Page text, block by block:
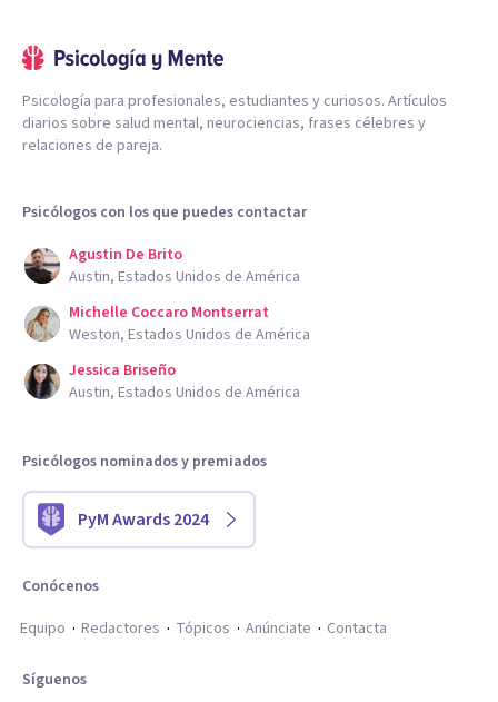
Psicología para profesionales, estudiantes y curiosos. Artículos
diarios sobre salud mental, neurociencias, frases célebres y
relaciones de pareja.
Psicólogos con los que puedes contactar
Agustin De Brito
Austin, Estados Unidos de América
Michelle Coccaro Montserrat
Weston, Estados Unidos de América
Jessica Briseño
Austin, Estados Unidos de América
Psicólogos nominados y premiados
PyM Awards 2024
Conócenos
Equipo
Redactores Tópicos Anúnciate Contacta
Síguenos